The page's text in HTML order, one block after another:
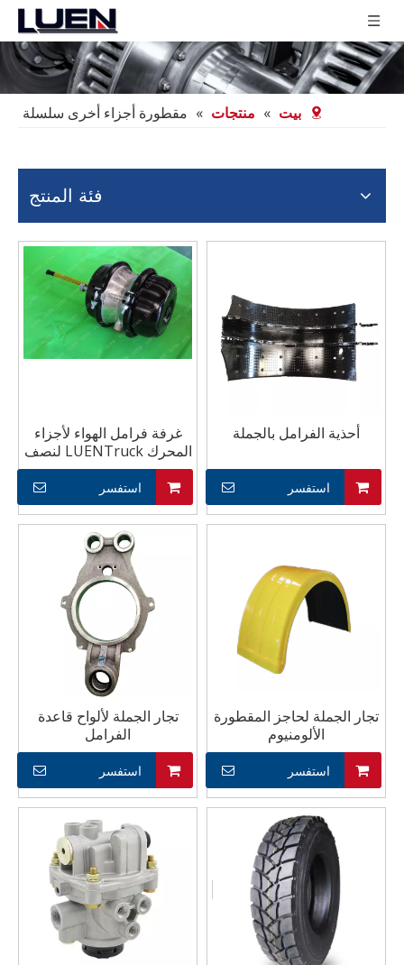
بيت » منتجات » مقطورة أجزاء أخرى سلسلة
فئة المنتج
أحذية الفرامل بالجملة
استفسر
غرفة فرامل الهواء لأجزاء
المحرك LUENTruck لنصف
مقطورة
استفسر
تجار الجملة لحاجز المقطورة
الألومنيوم
استفسر
تجار الجملة لألواح قاعدة
الفرامل
استفسر